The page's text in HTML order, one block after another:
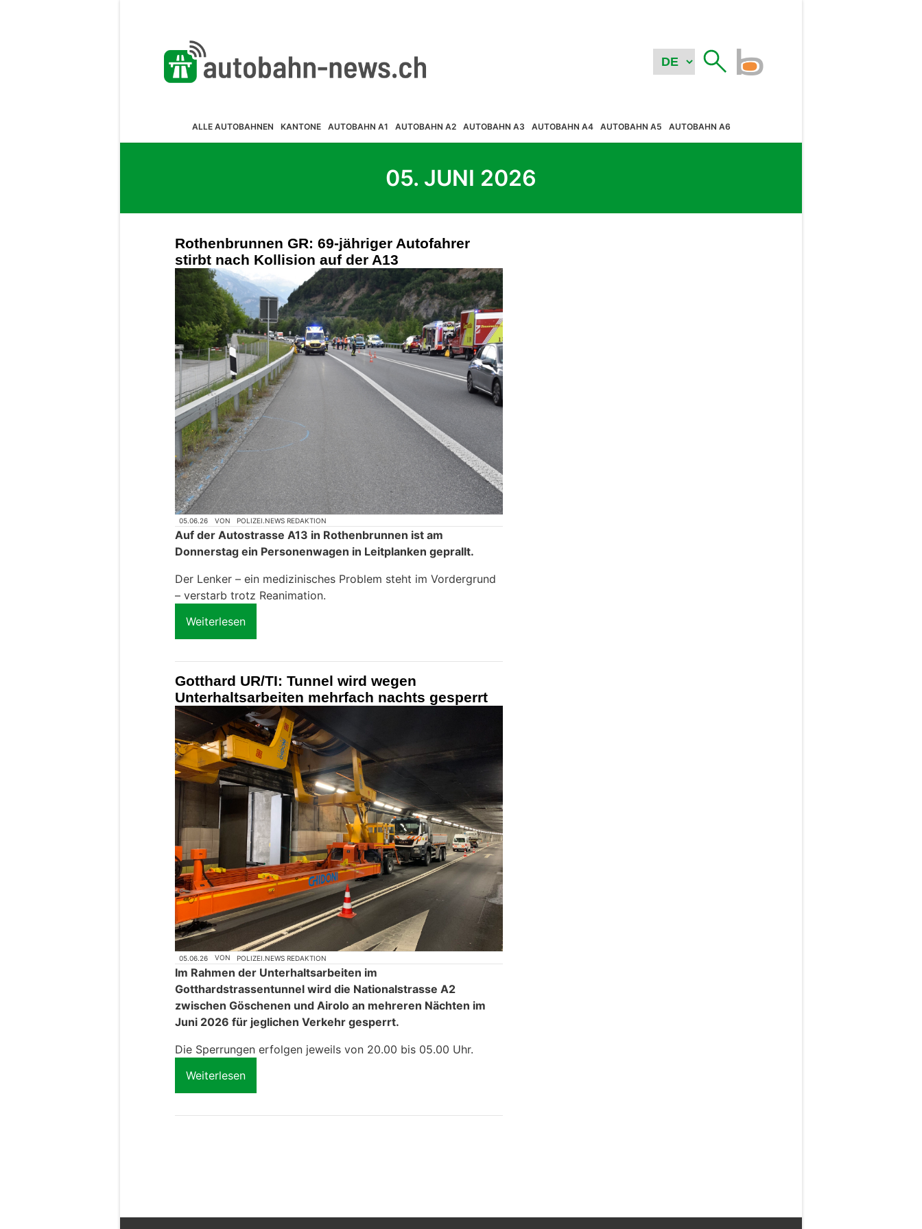
ALLE AUTOBAHNEN KANTONE AUTOBAHN A1 AUTOBAHN A2 AUTOBAHN A3 AUTOBAHN A4 AUTOBAHN A5 AUTOBAHN A6
05. JUNI 2026
Rothenbrunnen GR: 69-jähriger Autofahrer
stirbt nach Kollision auf der A13
05.06.26 VON POLIZEI.NEWS REDAKTION
Auf der Autostrasse A13 in Rothenbrunnen ist am
Donnerstag ein Personenwagen in Leitplanken geprallt.
Der Lenker – ein medizinisches Problem steht im Vordergrund
– verstarb trotz Reanimation.
Weiterlesen
Gotthard UR/TI: Tunnel wird wegen
Unterhaltsarbeiten mehrfach nachts gesperrt
05.06.26 VON POLIZEI.NEWS REDAKTION
Im Rahmen der Unterhaltsarbeiten im
Gotthardstrassentunnel wird die Nationalstrasse A2
zwischen Göschenen und Airolo an mehreren Nächten im
Juni 2026 für jeglichen Verkehr gesperrt.
Die Sperrungen erfolgen jeweils von 20.00 bis 05.00 Uhr.
Weiterlesen